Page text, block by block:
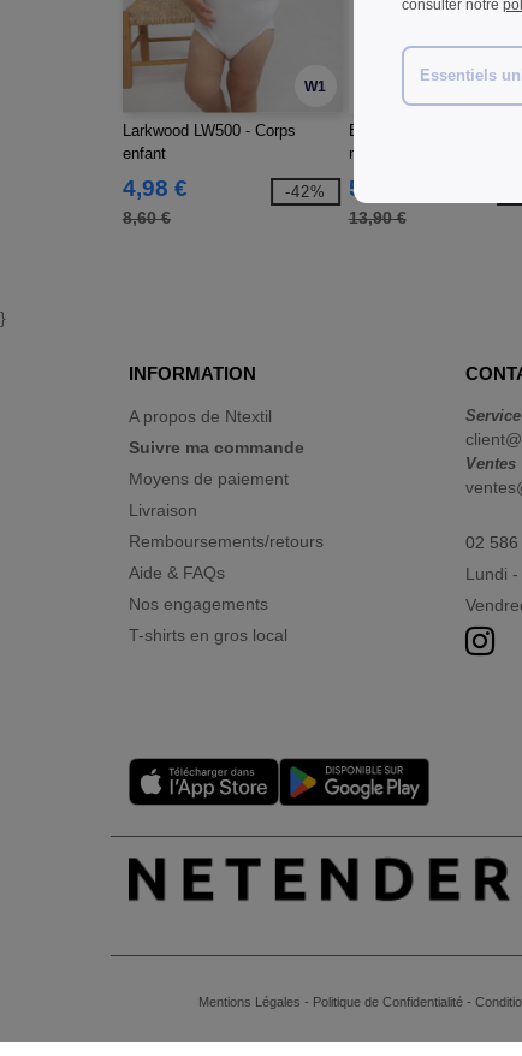
W1
Larkwood LW500 - Corps
enfant
4,98 €
8,60 €
-42%
B&C BC07T - Tee-shirt
manches longues
5,09 €
13,90 €
}
INFORMATION
A propos de Ntextil
Suivre ma commande
Moyens de paiement
Livraison
Remboursements/retours
Aide & FAQs
Nos engagements
T-shirts en gros local
Ventes
02 586
Lundi
Mentions Légales - Politique de Confidentialité-
consulter notre
Essentiels